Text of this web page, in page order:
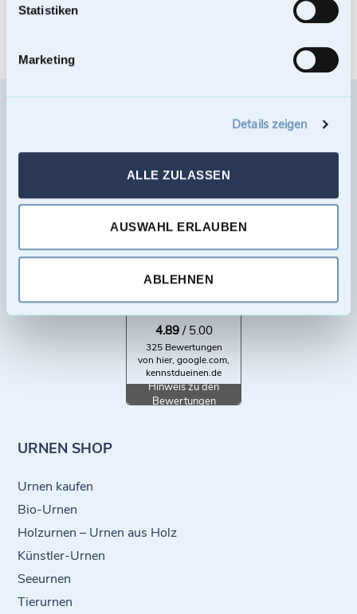
Statistiken
Marketing
Details zeigen
ALLE ZULASSEN
AUSWAHL ERLAUBEN
ABLEHNEN
mementi-urnen
Kundenbewertungen
SEHR GUT
4.89 / 5.00
325 Bewertungen
von hier, google.com,
kennstdueinen.de
Hinweis zu den
Bewertungen
URNEN SHOP
Urnen kaufen
Bio-Urnen
Holzurnen – Urnen aus Holz
Künstler-Urnen
Seeurnen
Tierurnen